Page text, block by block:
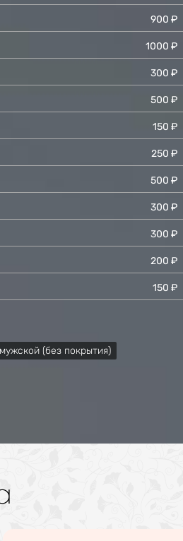
900 ₽
1000 ₽
300 ₽
500 ₽
150 ₽
250 ₽
500 ₽
300 ₽
300 ₽
200 ₽
150 ₽
(без покрытия)